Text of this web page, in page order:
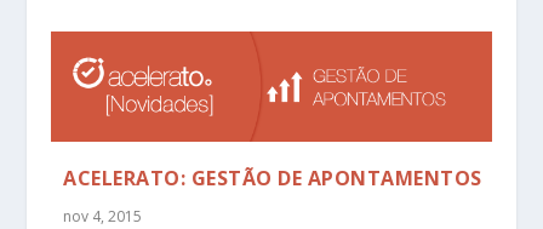
ACELERATO: GESTÃO DE APONTAMENTOS
nov 4, 2015